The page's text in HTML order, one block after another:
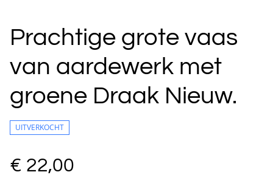
Prachtige grote vaas
van aardewerk met
groene Draak Nieuw.
UITVERKOCHT
€ 22,00